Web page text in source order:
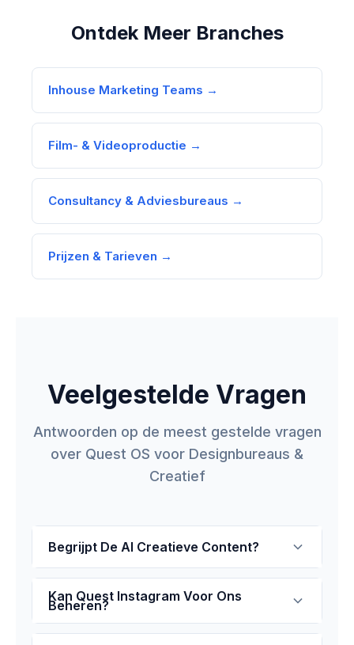
Ontdek Meer Branches
Inhouse Marketing Teams →
Film- & Videoproductie →
Consultancy & Adviesbureaus →
Prijzen & Tarieven →
Veelgestelde Vragen
Antwoorden op de meest gestelde vragen
over Quest OS voor Designbureaus &
Creatief
Begrijpt De AI Creatieve Content?
Kan Quest Instagram Voor Ons
Beheren?